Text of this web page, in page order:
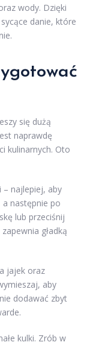
wody. Dzięki
danie, które
się dużą
naprawdę
kulinarnych. Oto
– najlepiej, aby
następnie po
lub przeciśnij
gładką
jajek oraz
aby
dodawać zbyt
kulki. Zrób w